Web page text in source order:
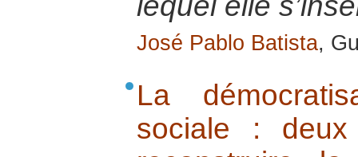
José Pablo Batista,
La
sociale :